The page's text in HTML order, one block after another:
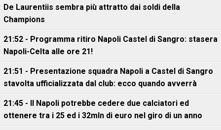
De Laurentiis sembra più attratto dai soldi della
Champions
21:52 - Programma ritiro Napoli Castel di Sangro: stasera
Napoli-Celta alle ore 21!
21:51 - Presentazione squadra Napoli a Castel di Sangro
stavolta ufficializzata dal club: ecco quando avverrà
21:45 - Il Napoli potrebbe cedere due calciatori ed
ottenere tra i 25 ed i 32mln di euro nel giro di un anno